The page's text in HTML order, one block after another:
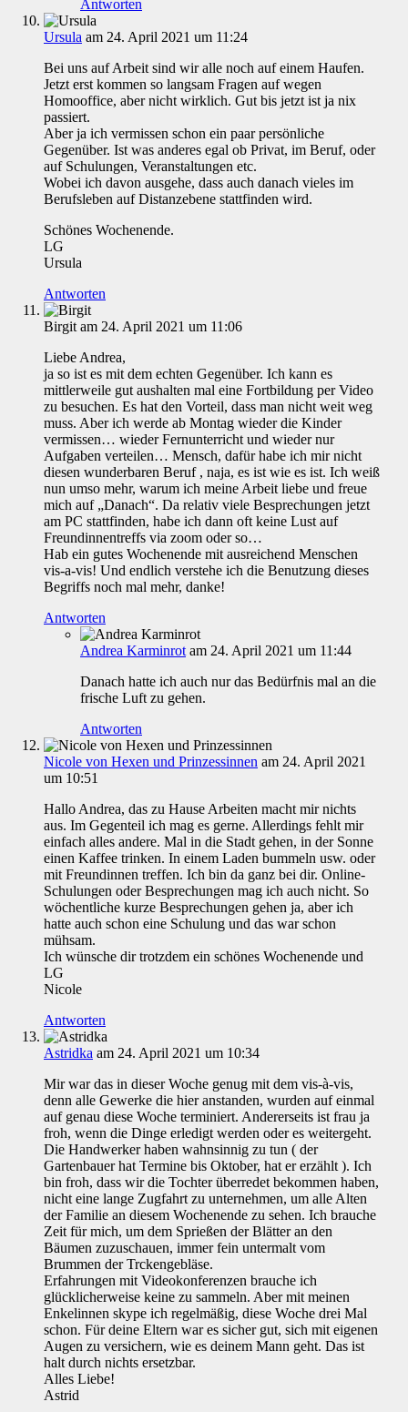
Antworten
Ursula am 24. April 2021 um 11:24
Bei uns auf Arbeit sind wir alle noch auf einem Haufen.
Jetzt erst kommen so langsam Fragen auf wegen
Homooffice, aber nicht wirklich. Gut bis jetzt ist ja nix
passiert.
Aber ja ich vermissen schon ein paar persönliche
Gegenüber. Ist was anderes egal ob Privat, im Beruf, oder
auf Schulungen, Veranstaltungen etc.
Wobei ich davon ausgehe, dass auch danach vieles im
Berufsleben auf Distanzebene stattfinden wird.
Schönes Wochenende.
LG
Ursula
Antworten
Birgit am 24. April 2021 um 11:06
Liebe Andrea,
ja so ist es mit dem echten Gegenüber. Ich kann es
mittlerweile gut aushalten mal eine Fortbildung per Video
zu besuchen. Es hat den Vorteil, dass man nicht weit weg
muss. Aber ich werde ab Montag wieder die Kinder
vermissen… wieder Fernunterricht und wieder nur
Aufgaben verteilen… Mensch, dafür habe ich mir nicht
diesen wunderbaren Beruf , naja, es ist wie es ist. Ich weiß
nun umso mehr, warum ich meine Arbeit liebe und freue
mich auf „Danach“. Da relativ viele Besprechungen jetzt
am PC stattfinden, habe ich dann oft keine Lust auf
Freundinnentreffs via zoom oder so…
Hab ein gutes Wochenende mit ausreichend Menschen
vis-a-vis! Und endlich verstehe ich die Benutzung dieses
Begriffs noch mal mehr, danke!
Antworten
Andrea Karminrot am 24. April 2021 um 11:44
Danach hatte ich auch nur das Bedürfnis mal an die
frische Luft zu gehen.
Antworten
Nicole von Hexen und Prinzessinnen am 24. April 2021
um 10:51
Hallo Andrea, das zu Hause Arbeiten macht mir nichts
aus. Im Gegenteil ich mag es gerne. Allerdings fehlt mir
einfach alles andere. Mal in die Stadt gehen, in der Sonne
einen Kaffee trinken. In einem Laden bummeln usw. oder
mit Freundinnen treffen. Ich bin da ganz bei dir. Online-
Schulungen oder Besprechungen mag ich auch nicht. So
wöchentliche kurze Besprechungen gehen ja, aber ich
hatte auch schon eine Schulung und das war schon
mühsam.
Ich wünsche dir trotzdem ein schönes Wochenende und
LG
Nicole
Antworten
Astridka am 24. April 2021 um 10:34
Mir war das in dieser Woche genug mit dem vis-à-vis,
denn alle Gewerke die hier anstanden, wurden auf einmal
auf genau diese Woche terminiert. Andererseits ist frau ja
froh, wenn die Dinge erledigt werden oder es weitergeht.
Die Handwerker haben wahnsinnig zu tun ( der
Gartenbauer hat Termine bis Oktober, hat er erzählt ). Ich
bin froh, dass wir die Tochter überredet bekommen haben,
nicht eine lange Zugfahrt zu unternehmen, um alle Alten
der Familie an diesem Wochenende zu sehen. Ich brauche
Zeit für mich, um dem Sprießen der Blätter an den
Bäumen zuzuschauen, immer fein untermalt vom
Brummen der Trckengebläse.
Erfahrungen mit Videokonferenzen brauche ich
glücklicherweise keine zu sammeln. Aber mit meinen
Enkelinnen skype ich regelmäßig, diese Woche drei Mal
schon. Für deine Eltern war es sicher gut, sich mit eigenen
Augen zu versichern, wie es deinem Mann geht. Das ist
halt durch nichts ersetzbar.
Alles Liebe!
Astrid